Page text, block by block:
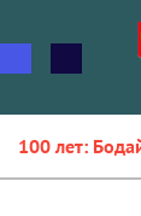
100 лет: